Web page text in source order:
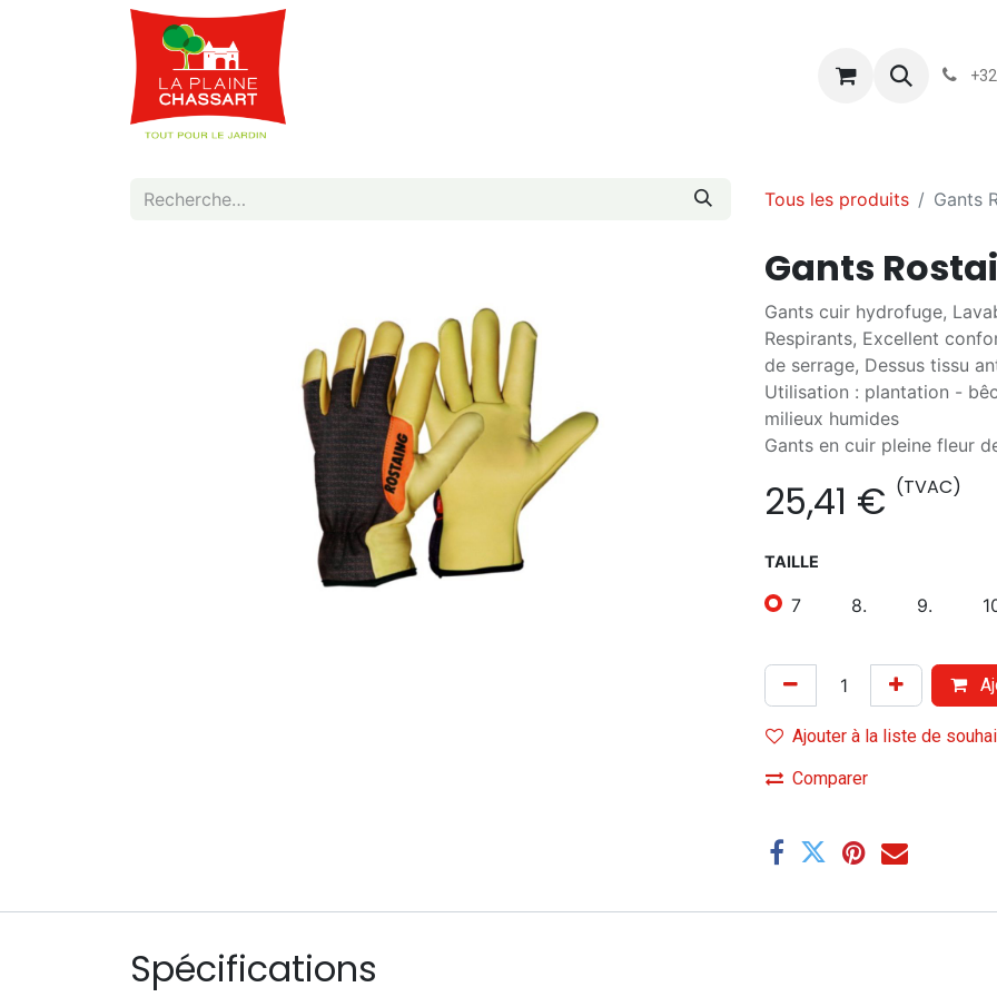
Conditions-
Tous les produits Gants
Gants
Gants cuir hydrofuge,
Respirants, Excellent
de serrage, Dessus tissu
Utilisation : plantation -
milieux humides
Gants en cuir pleine fleur
25,41 € (TVAC)
TAILLE
7 8. 9.
Ajouter à la liste de
Comparer
Spécifications